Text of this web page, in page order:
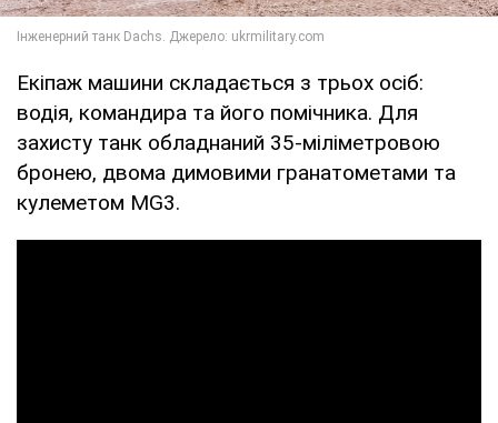
Екіпаж машини складається з трьох осіб:
водія, командира та його помічника. Для
захисту танк обладнаний 35-міліметровою
бронею, двома димовими гранатометами та
кулеметом MG3.